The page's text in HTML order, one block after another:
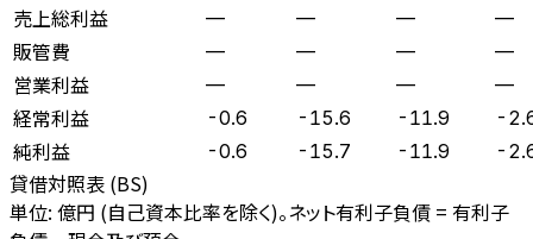
売上総利益 — — — —
販管費 — — — —
営業利益 — — — —
経常利益 -0.6 -15.6 -11.9 -
純利益 -0.6 -15.7 -11.9 -
貸借対照表 (BS)
単位: 億円 (自己資本比率を除く)。ネット有利子負債 = 有利子